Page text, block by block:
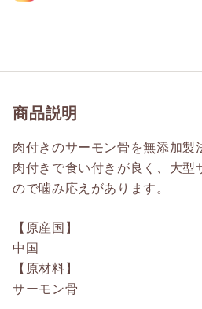
商品説明
肉付きのサーモン骨を無添加製
肉付きで食い付きが良く、大型
ので噛み応えがあります。
【原産国】
中国
【原材料】
サーモン骨